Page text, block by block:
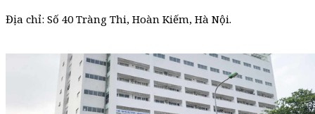
Địa chỉ: Số 40 Tràng Thi, Hoàn Kiếm, Hà Nội.